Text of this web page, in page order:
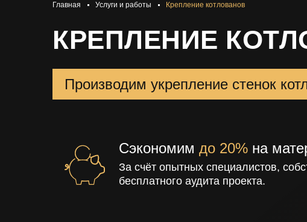
Главная Услуги и работы Крепление котлованов
КРЕПЛЕНИЕ
Производим укрепление стенок
Сэкономим до 20% на
За счёт опытных специалистов,
бесплатного аудита проекта.